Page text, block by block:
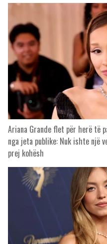
Ariana Grande flet për herë të
nga jeta publike: Nuk ishte një
prej kohësh